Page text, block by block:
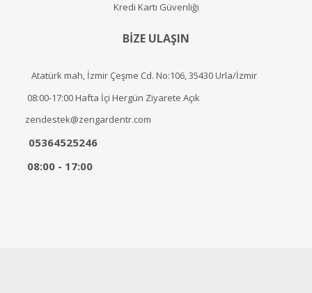
Kredi Kartı Güvenliği
BİZE ULAŞIN
Atatürk mah, İzmir Çeşme Cd. No:106, 35430 Urla/İzmir
08:00-17:00 Hafta İçi Hergün Ziyarete Açık
zendestek@zengardentr.com
05364525246
08:00 - 17:00